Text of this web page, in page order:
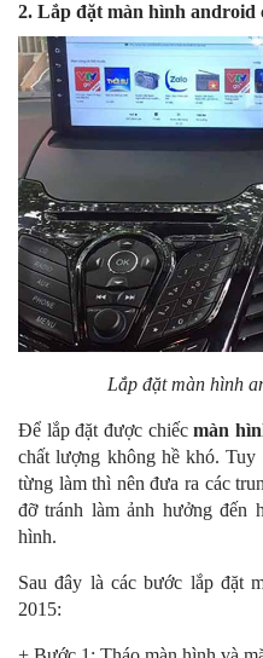
2. Lắp đặt màn hình android
Lắp đặt màn hình
Để lắp đặt được chiếcmàn
chất lượng không hề khó.
từng làm thì nên đưa ra các
đỡ tránh làm ảnh hưởng đến
hình.
Sau đây là các bước lắp đặt
2015: